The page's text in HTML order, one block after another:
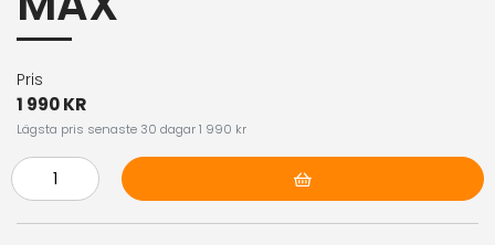
Pris
1 990 KR
Lägsta pris senaste 30 dagar 1 990 kr
Lägg i varukorg